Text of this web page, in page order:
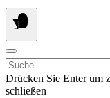
Suchen
nach:
Drücken Sie Enter um
schließen